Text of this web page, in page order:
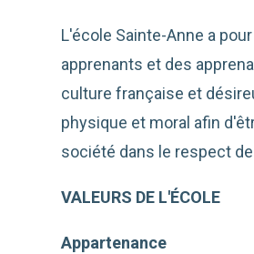
L'école Sainte-Anne a
apprenants et des
culture française et
physique et moral afin
société dans le respect
VALEURS DE L'ÉCOLE
Appartenance